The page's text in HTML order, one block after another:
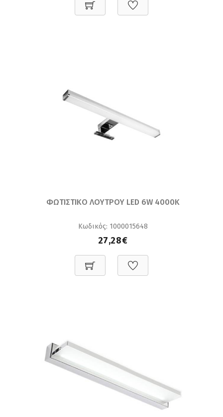
ΦΩΤΙΣΤΙΚΟ ΛΟΥΤΡΟΥ LED 6W 4000K
Κωδικός: 1000015648
27,28€